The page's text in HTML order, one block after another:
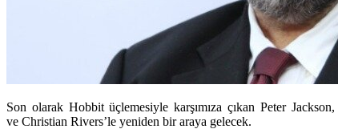
Son olarak Hobbit üçlemesiyle karşımıza çıkan Peter
ve Christian Rivers’le yeniden bir araya gelecek.